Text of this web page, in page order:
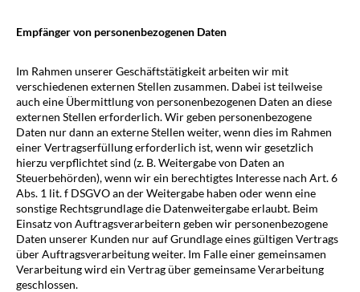
Empfänger von personenbezogenen Daten
Im Rahmen unserer Geschäftstätigkeit arbeiten wir mit
verschiedenen externen Stellen zusammen. Dabei ist teilweise
auch eine Übermittlung von personenbezogenen Daten an diese
externen Stellen erforderlich. Wir geben personenbezogene
Daten nur dann an externe Stellen weiter, wenn dies im Rahmen
einer Vertragserfüllung erforderlich ist, wenn wir gesetzlich
hierzu verpflichtet sind (z. B. Weitergabe von Daten an
Steuerbehörden), wenn wir ein berechtigtes Interesse nach Art. 6
Abs. 1 lit. f DSGVO an der Weitergabe haben oder wenn eine
sonstige Rechtsgrundlage die Datenweitergabe erlaubt. Beim
Einsatz von Auftragsverarbeitern geben wir personenbezogene
Daten unserer Kunden nur auf Grundlage eines gültigen Vertrags
über Auftragsverarbeitung weiter. Im Falle einer gemeinsamen
Verarbeitung wird ein Vertrag über gemeinsame Verarbeitung
geschlossen.